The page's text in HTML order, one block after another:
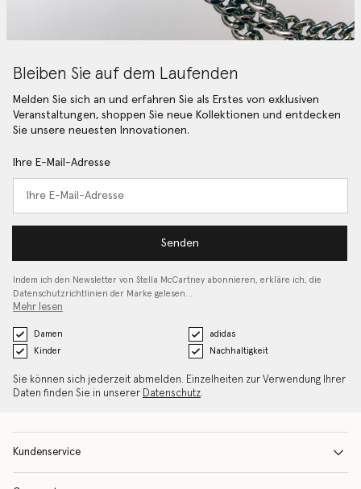
Bleiben Sie auf dem Laufenden
Melden Sie sich an und erfahren Sie als Erstes von exklusiven
Veranstaltungen, shoppen Sie neue Kollektionen und entdecken
Sie unsere neuesten Innovationen.
Ihre E-Mail-Adresse
Senden
Indem ich den Newsletter von Stella McCartney abonnieren, erkläre ich, die
Datenschutzrichtlinien der Marke gelesen…
Mehr lesen
Damen
adidas
Kinder
Nachhaltigkeit
Sie können sich jederzeit abmelden. Einzelheiten zur Verwendung Ihrer
Daten finden Sie in unserer Datenschutz.
Kundenservice